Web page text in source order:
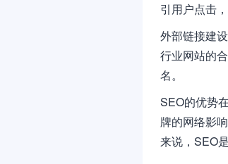
引用户点击
外部链接建
行业网站的
名。
SEO的优势
牌的网络影
来说，SEO